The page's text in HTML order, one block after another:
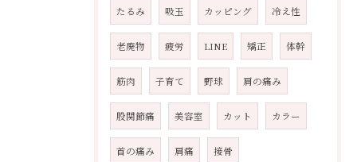
たるみ 吸玉 カッピング 冷え性
老廃物 疲労 LINE 矯正 体幹
筋肉 子育て 野球 肩の痛み
股関節痛 美容室 カット カラー
首の痛み 肩痛 接骨